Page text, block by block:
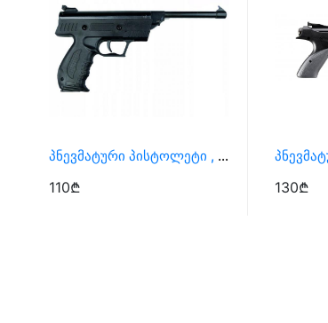
Პნევმატური Პისტოლეტი , Ტირის Პისტოლეტი
110₾ 130₾